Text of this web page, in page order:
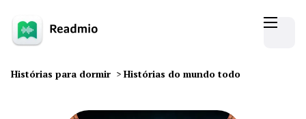
Histórias para dormir > Histórias do mundo todo